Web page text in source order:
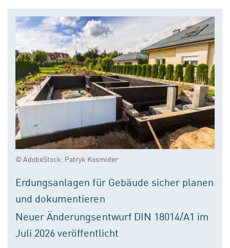
© AdobeStock: Patryk Kosmider
Erdungsanlagen für Gebäude sicher planen
und dokumentieren
Neuer Änderungsentwurf DIN 18014/A1 im
Juli 2026 veröffentlicht